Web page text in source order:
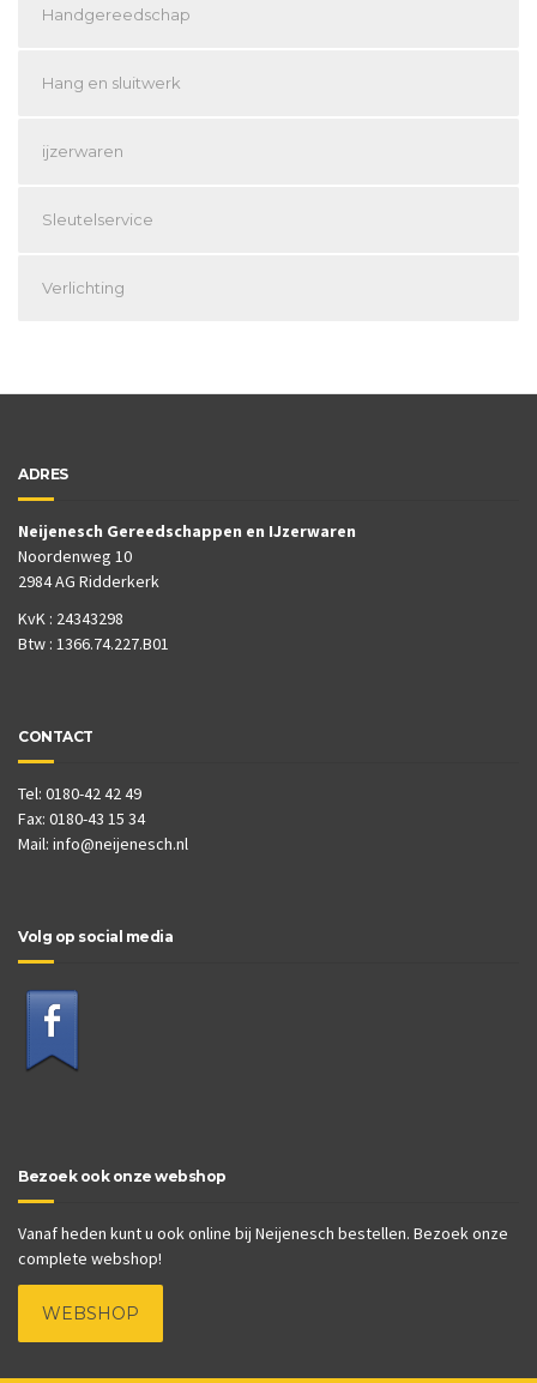
Handgereedschap
Hang en sluitwerk
ijzerwaren
Sleutelservice
Verlichting
ADRES
Neijenesch Gereedschappen en IJzerwaren
Noordenweg 10
2984 AG Ridderkerk
KvK : 24343298
Btw : 1366.74.227.B01
CONTACT
Tel: 0180-42 42 49
Fax: 0180-43 15 34
Mail: info@neijenesch.nl
Volg op social media
Bezoek ook onze webshop
Vanaf heden kunt u ook online bij Neijenesch bestellen. Bezoek onze
complete webshop!
WEBSHOP